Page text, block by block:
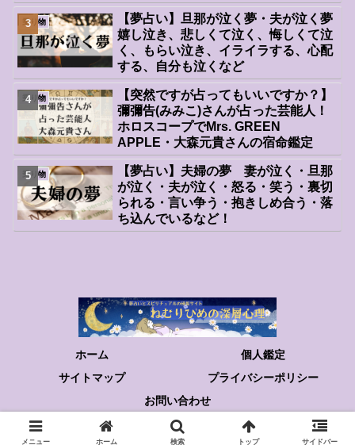
乗り物
【夢占い】旦那が泣く夢・夫が泣く夢
嬉し泣き、悲しくて泣く、悔しくて泣
く、もらい泣き、イライラする、心配
する、自分も泣くなど
乗り物
【突然ですが占ってもいいですか？】
彌彌告(みみこ)さんが占った芸能人！
ホロスコープでMrs. GREEN
APPLE・大森元貴さんの宿命鑑定
乗り物
【夢占い】夫婦の夢 妻が泣く・旦那
が泣く・夫が泣く・怒る・笑う・裏切
られる・言い争う・抱きしめ合う・落
ち込んでいるなど！
ホーム
個人鑑定
サイトマップ
プライバシーポリシー
お問い合わせ
© 2022 ねむりひめの深層心理.
メニュー ホーム 検索 トップ サイドバー